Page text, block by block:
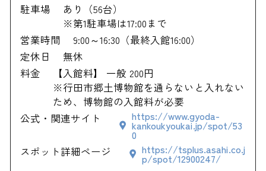
駐車場
あり（56台）
※第1駐車場は17:00まで
営業時間
9:00～16:30（最終入館16:00）
定休日
無休
料金
【入館料】 一般 200円
※行田市郷土博物館を通らないと入れない
ため、博物館の入館料が必要
公式・関連サイト
https://www.gyoda-
kankoukyoukai.jp/spot/53
0
スポット詳細ページ
https://tsplus.asahi.co.j
p/spot/12900247/